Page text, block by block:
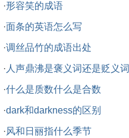
·形容笑的成语
·面条的英语怎么写
·调丝品竹的成语出处
· 人声鼎沸是褒义词还是贬义词
·什么是质数什么是合数
·dark和darkness的区别
·风和日丽指什么季节